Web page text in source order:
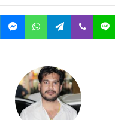
LinkedInMessengerWhatsAppTelegram
Viber